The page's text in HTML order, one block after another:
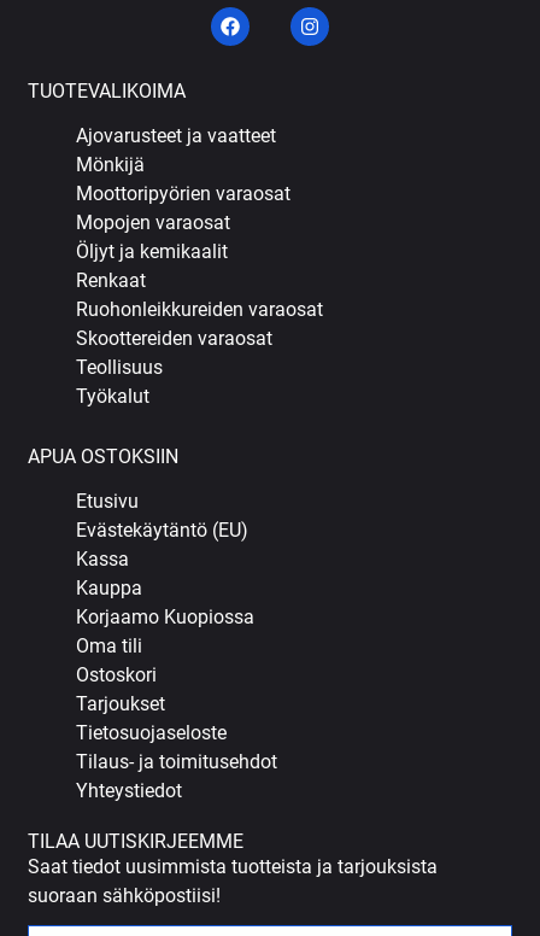
TUOTEVALIKOIMA
Ajovarusteet ja vaatteet
Mönkijä
Moottoripyörien varaosat
Mopojen varaosat
Öljyt ja kemikaalit
Renkaat
Ruohonleikkureiden varaosat
Skoottereiden varaosat
Teollisuus
Työkalut
APUA OSTOKSIIN
Etusivu
Evästekäytäntö (EU)
Kassa
Kauppa
Korjaamo Kuopiossa
Oma tili
Ostoskori
Tarjoukset
Tietosuojaseloste
Tilaus- ja toimitusehdot
Yhteystiedot
TILAA UUTISKIRJEEMME
Saat tiedot uusimmista tuotteista ja tarjouksista
suoraan sähköpostiisi!